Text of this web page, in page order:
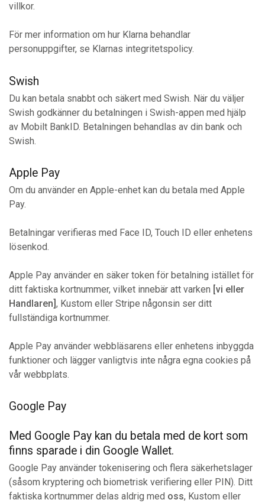
villkor.
För mer information om hur Klarna behandlar
personuppgifter, se Klarnas integritetspolicy.
Swish
Du kan betala snabbt och säkert med Swish. När du väljer
Swish godkänner du betalningen i Swish-appen med hjälp
av Mobilt BankID. Betalningen behandlas av din bank och
Swish.
Apple Pay
Om du använder en Apple-enhet kan du betala med Apple
Pay.
Betalningar verifieras med Face ID, Touch ID eller enhetens
lösenkod.
Apple Pay använder en säker token för betalning istället för
ditt faktiska kortnummer, vilket innebär att varken [vi eller
Handlaren], Kustom eller Stripe någonsin ser ditt
fullständiga kortnummer.
Apple Pay använder webbläsarens eller enhetens inbyggda
funktioner och lägger vanligtvis inte några egna cookies på
vår webbplats.
Google Pay
Med Google Pay kan du betala med de kort som
finns sparade i din Google Wallet.
Google Pay använder tokenisering och flera säkerhetslager
(såsom kryptering och biometrisk verifiering eller PIN). Ditt
faktiska kortnummer delas aldrig med oss, Kustom eller